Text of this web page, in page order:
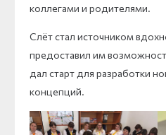
коллегами и родителями.
Слёт стал источником
предоставил им
дал старт для разработки
концепций.